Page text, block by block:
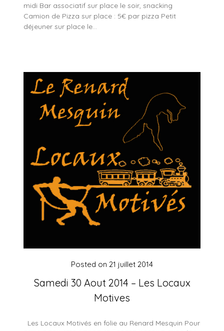
midi Bar associatif sur place le soir, snacking
Camion de Pizza sur place : 5€ par pizza Petit
déjeuner sur place le…
Samedi 30 Aout 2014 – Les Locaux
Motives
Posted on 21 juillet 2014
Les Locaux Motivés en folie au Renard Mesquin Pour